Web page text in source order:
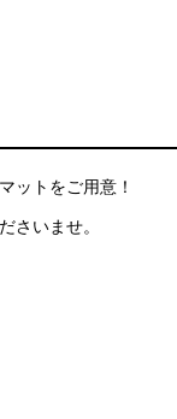
ットをご用意！
さいませ。